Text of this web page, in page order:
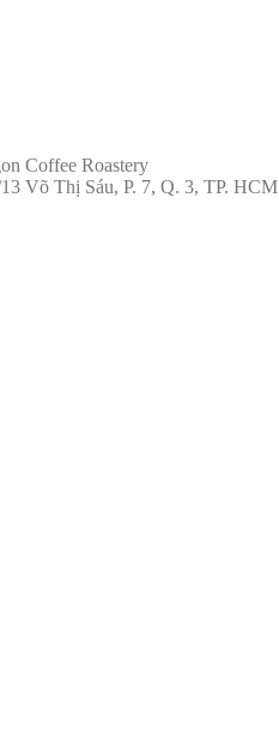
Coffee Roastery
Võ Thị Sáu, P. 7, Q. 3, TP. HCM